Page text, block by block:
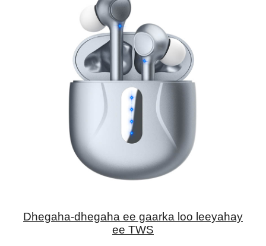
Dhegaha-dhegaha ee gaarka loo leeyahay
ee TWS